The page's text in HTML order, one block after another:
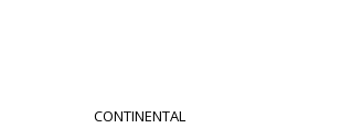
CONTINENTAL